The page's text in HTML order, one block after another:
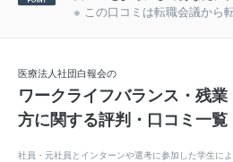
※ この口コミは転職会議から
医療法人社団白報会の
ワークライフバランス・残
方に関する評判・口コミ一覧
社員・元社員とインターンや選考に参加した学生に